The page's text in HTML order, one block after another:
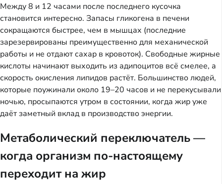
Между 8 и 12 часами после последнего кусочка
становится интересно. Запасы гликогена в печени
сокращаются быстрее, чем в мышцах (последние
зарезервированы преимущественно для механической
работы и не отдают сахар в кровоток). Свободные жирные
кислоты начинают выходить из адипоцитов всё смелее, а
скорость окисления липидов растёт. Большинство людей,
которые поужинали около 19–20 часов и не перекусывали
ночью, просыпаются утром в состоянии, когда жир уже
даёт заметный вклад в производство энергии.
Метаболический переключатель —
когда организм по-настоящему
переходит на жир